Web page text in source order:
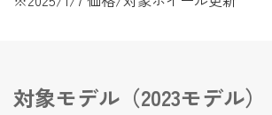
対象モデル（2023モデル）